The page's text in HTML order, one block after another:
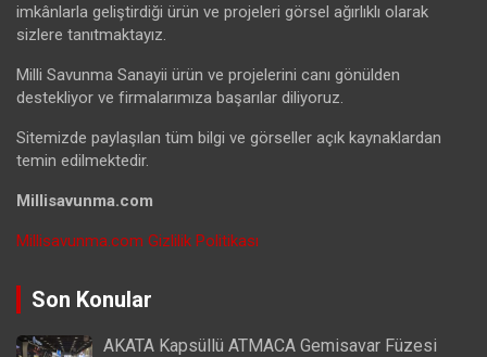
imkânlarla geliştirdiği ürün ve projeleri görsel ağırlıklı olarak
sizlere tanıtmaktayız.
Milli Savunma Sanayii ürün ve projelerini canı gönülden
destekliyor ve firmalarımıza başarılar diliyoruz.
Sitemizde paylaşılan tüm bilgi ve görseller açık kaynaklardan
temin edilmektedir.
Millisavunma.com
Millisavunma.com Gizlilik Politikası
Son Konular
AKATA Kapsüllü ATMACA Gemisavar Füzesi